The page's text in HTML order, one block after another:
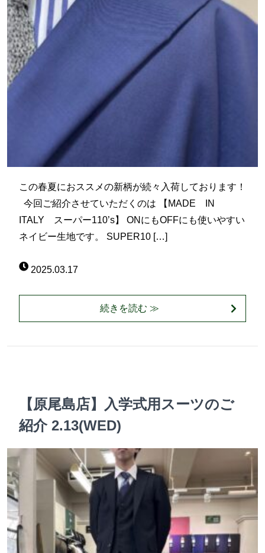
この春夏におススメの新柄が続々入荷しております！
今回ご紹介させていただくのは 【MADE IN
ITALY スーパー110’s】 ONにもOFFにも使いやすい
ネイビー生地です。 SUPER10 […]
2025.03.17
続きを読む ≫
【原尾島店】入学式用スーツのご
紹介 2.13(WED)